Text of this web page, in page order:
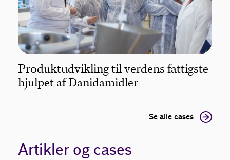
Produktudvikling til verdens fattigste
hjulpet af Danidamidler
Se alle cases
Artikler og cases